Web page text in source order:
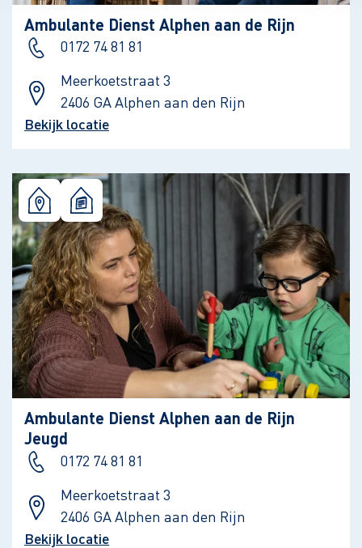
Ambulante Dienst Alphen aan de Rijn
0172 74 81 81
Meerkoetstraat 3
2406 GA Alphen aan den Rijn
Bekijk locatie
Ambulante Dienst Alphen aan de Rijn
Jeugd
0172 74 81 81
Meerkoetstraat 3
2406 GA Alphen aan den Rijn
Bekijk locatie